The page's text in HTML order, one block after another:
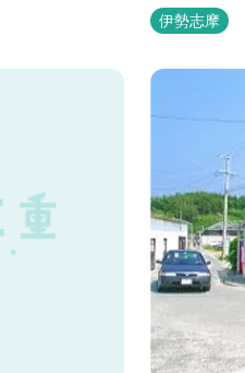
ます。
伊勢志摩